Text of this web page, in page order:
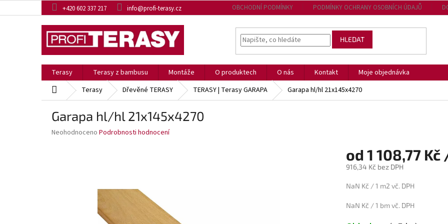
na
+420 602 337 217 info@profi-terasy.cz OBCHODNÍ PODMÍNKY PODMÍNKY OCHRANY OSOBNÍCH ÚDAJŮ
HLEDAT
Terasy Terasy z bambusu Montáže O produktech O nás Kontakt
Moje objednávka
Domů Terasy Dřevěné TERASY TERASY | Terasy GARAPA Garapa hl/hl 21x145x4270
Garapa hl/hl 21x145x4270
Průměrné
Neohodnoceno Podrobnosti hodnocení
od 1 108,77
916,34 Kč bez DPH
cena:
NaN Kč / 1 m2 vč. DPH
NaN Kč / 1 bm vč. DPH